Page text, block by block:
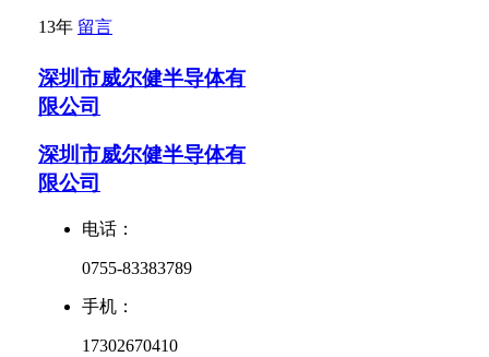
13年 留言
深圳市威尔健半导体有
限公司
深圳市威尔健半导体有
限公司
电话：
0755-83383789
手机：
17302670410